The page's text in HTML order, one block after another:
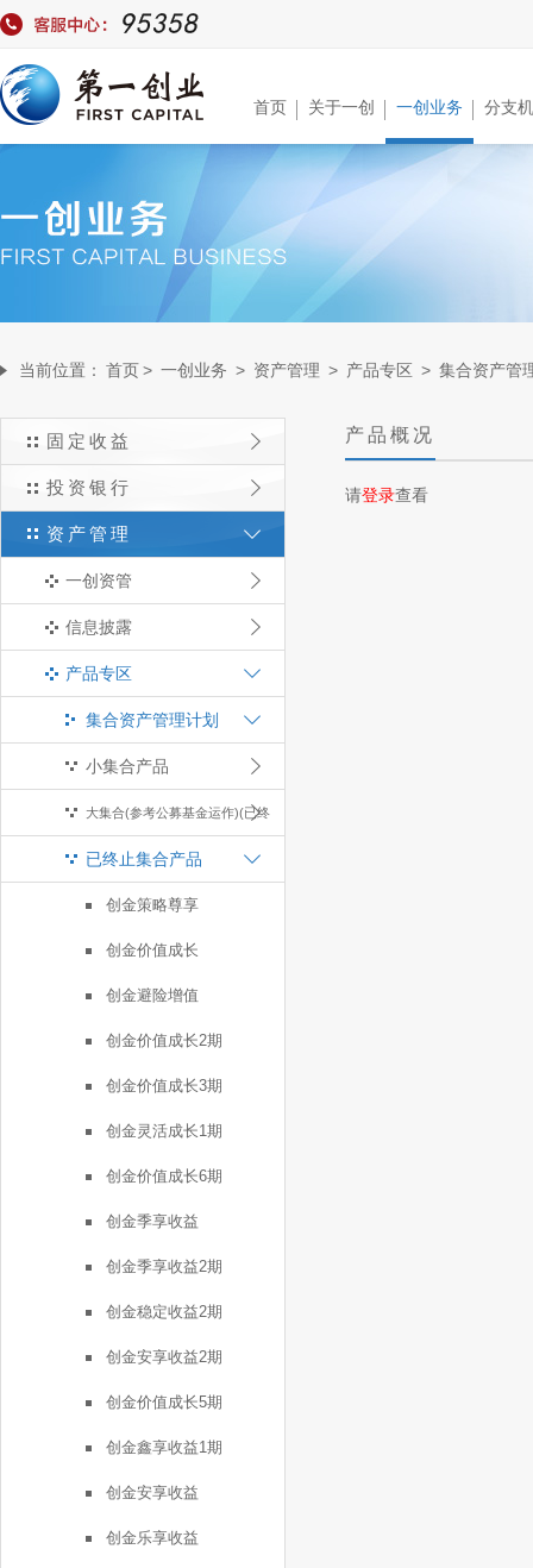
首页 关于一创 一创业务 分支
当前位置： 首页> 一创业务 > 资产管理 > 产品专区 > 集合资产管
固定收益
投资银行
资产管理
一创资管
信息披露
产品专区
集合资产管理计划
小集合产品
大集合(参考公募基金运作)(已终
止)
已终止集合产品
创金策略尊享
创金价值成长
创金避险增值
创金价值成长2期
创金价值成长3期
创金灵活成长1期
创金价值成长6期
创金季享收益
创金季享收益2期
创金稳定收益2期
创金安享收益2期
创金价值成长5期
创金鑫享收益1期
创金安享收益
创金乐享收益
产品概况
请登录查看